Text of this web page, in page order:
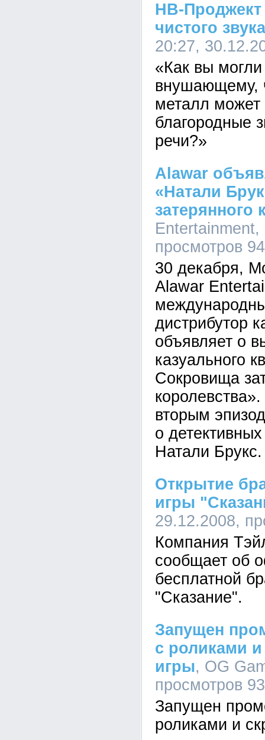
НВ-Проджект
чистого звука
20:27,
«Как вы
внушающему,
металл может
благородные
речи?»
Alawar
«Натали
затерянного
просмотров
30 декабря,
Alawar
дистрибутор
объявляет о
казуального
Сокровища
вторым
о
Натали Брукс.
Открытие
игры
29.12.2008,
Компания
сообщает об
бесплатной
"Сказание".
Запущен
с роликами
игры, OG
просмотров
Запущен
роликами и